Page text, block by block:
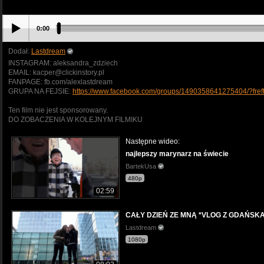
0:00
Dodał: Lastdream
INSTAGRAM: aleksandra_zdziech
EMAIL: kacper@clickinstory.pl
FANPAGE: fb.com/alexlastdream
GRUPA NA FEJSIE: https://www.facebook.com/groups/1490358641275404/
Ten film nie jest sponsorowany.
DO ZOBACZENIA W KOLEJNYM FILMIKU
02:59
Następne wideo:
najlepszy marynarz na świecie
BartekUsa
480p
CAŁY DZIEŃ ZE MNĄ *VLOG Z
Lastdream
1080p